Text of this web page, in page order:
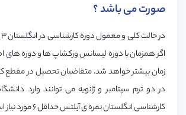
صورت می باشد ؟
اگر همزمان با دوره لیسانس ورکشاپ ها و دوره
زمان بیشتر خواهد شد. متقاضیان تحصیل در مقطع
در دو ترم سپتامبر و ژانویه می توانند وارد
کارشناسی انگلستان